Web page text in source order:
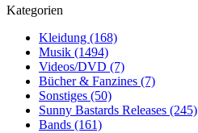
Kategorien
Kleidung (168)
Musik (1494)
Videos/DVD (7)
Bücher & Fanzines (7)
Sonstiges (50)
Sunny Bastards Releases (245)
Bands (161)